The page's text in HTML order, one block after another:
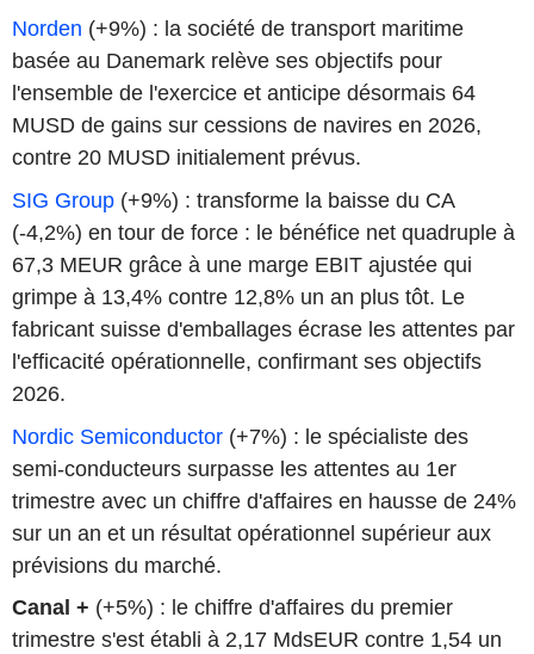
Norden (+9%) : la société de transport maritime
basée au Danemark relève ses objectifs pour
l'ensemble de l'exercice et anticipe désormais 64
MUSD de gains sur cessions de navires en 2026,
contre 20 MUSD initialement prévus.
SIG Group (+9%) : transforme la baisse du CA
(-4,2%) en tour de force : le bénéfice net quadruple à
67,3 MEUR grâce à une marge EBIT ajustée qui
grimpe à 13,4% contre 12,8% un an plus tôt. Le
fabricant suisse d'emballages écrase les attentes par
l'efficacité opérationnelle, confirmant ses objectifs
2026.
Nordic Semiconductor (+7%) : le spécialiste des
semi-conducteurs surpasse les attentes au 1er
trimestre avec un chiffre d'affaires en hausse de 24%
sur un an et un résultat opérationnel supérieur aux
prévisions du marché.
Canal + (+5%) : le chiffre d'affaires du premier
trimestre s'est établi à 2,17 MdsEUR contre 1,54 un